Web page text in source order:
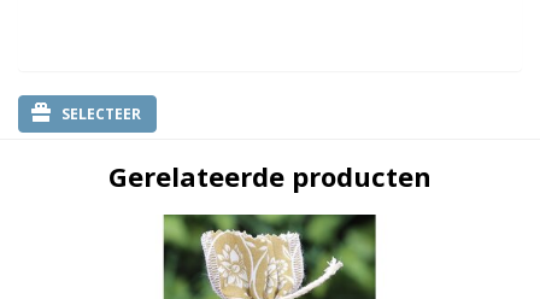
SELECTEER
Gerelateerde producten